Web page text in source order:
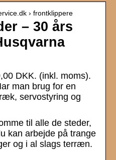
› frontklippere
– 30 års
DKK. (inkl. moms).
man brug for en
servostyring og
til alle de steder,
kan arbejde på trange
og i al slags terræn.